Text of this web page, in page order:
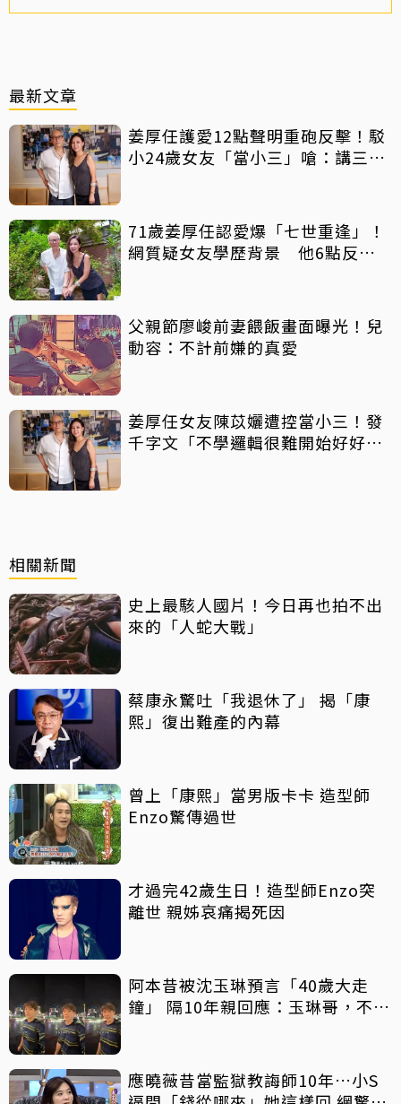
最新文章
姜厚任護愛12點聲明重砲反擊！駁
小24歲女友「當小三」嗆：講三
71歲姜厚任認愛爆「七世重逢」！
網質疑女友學歷背景 他6點反
父親節廖峻前妻餵飯畫面曝光！兒
動容：不計前嫌的真愛
姜厚任女友陳苡孋遭控當小三！發
千字文「不學邏輯很難開始好好
相關新聞
史上最駭人國片！今日再也拍不出
來的「人蛇大戰」
蔡康永驚吐「我退休了」 揭「康
熙」復出難產的內幕
曾上「康熙」當男版卡卡 造型師
Enzo驚傳過世
才過完42歲生日！造型師Enzo突
離世 親姊哀痛揭死因
阿本昔被沈玉琳預言「40歲大走
鐘」 隔10年親回應：玉琳哥，不好
應曉薇昔當監獄教誨師10年…小S